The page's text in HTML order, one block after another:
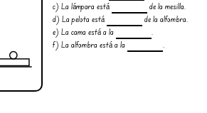
c) La lámpara está
de la mesilla.
d) La pelota está
de la alfombra.
e) La cama está a la
.
f) La alfombra está a la
.